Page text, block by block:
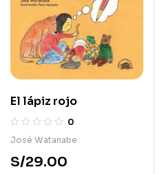
El lápiz rojo
0
José Watanabe
S/29.00